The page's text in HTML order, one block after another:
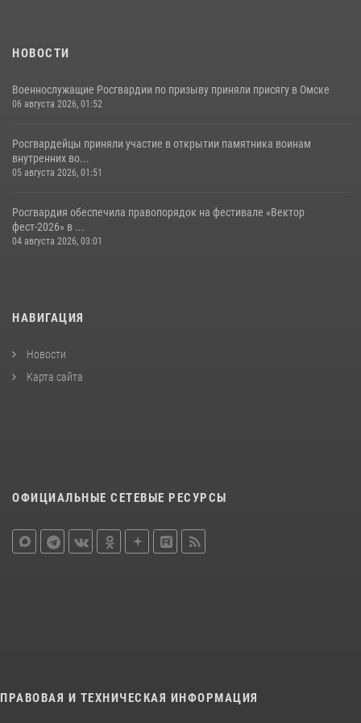
НОВОСТИ
Военнослужащие Росгвардии по призыву приняли присягу в Омске
06 августа 2026, 01:52
Росгвардейцы приняли участие в открытии памятника воинам
внутренних во...
05 августа 2026, 01:51
Росгвардия обеспечила правопорядок на фестивале «Вектор
фест-2026» в ...
04 августа 2026, 03:01
НАВИГАЦИЯ
Новости
Карта сайта
ОФИЦИАЛЬНЫЕ СЕТЕВЫЕ РЕСУРСЫ
ПРАВОВАЯ И ТЕХНИЧЕСКАЯ ИНФОРМАЦИЯ